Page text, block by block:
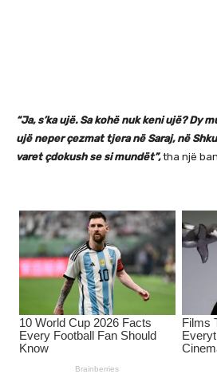
“Ja, s’ka ujë. Sa kohë nuk keni ujë? Dy
ujë neper çezmat tjera në Saraj, në
varet çdokush se si mundët”,tha një